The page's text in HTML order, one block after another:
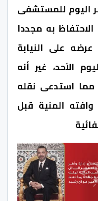
اليوم للمستشفى
به مجددا
على النيابة
الأحد، غير أنه
استدعى نقله
المنية قبل